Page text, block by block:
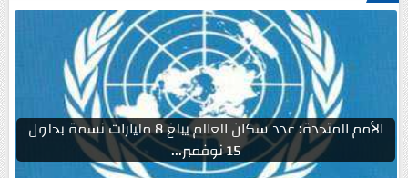
الأمم المتحدة: عدد سكان العالم يبلغ 8 مليارات نسمة بحلول
15 نوفمبر...